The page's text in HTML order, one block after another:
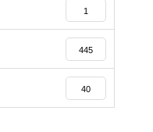
1
445
40